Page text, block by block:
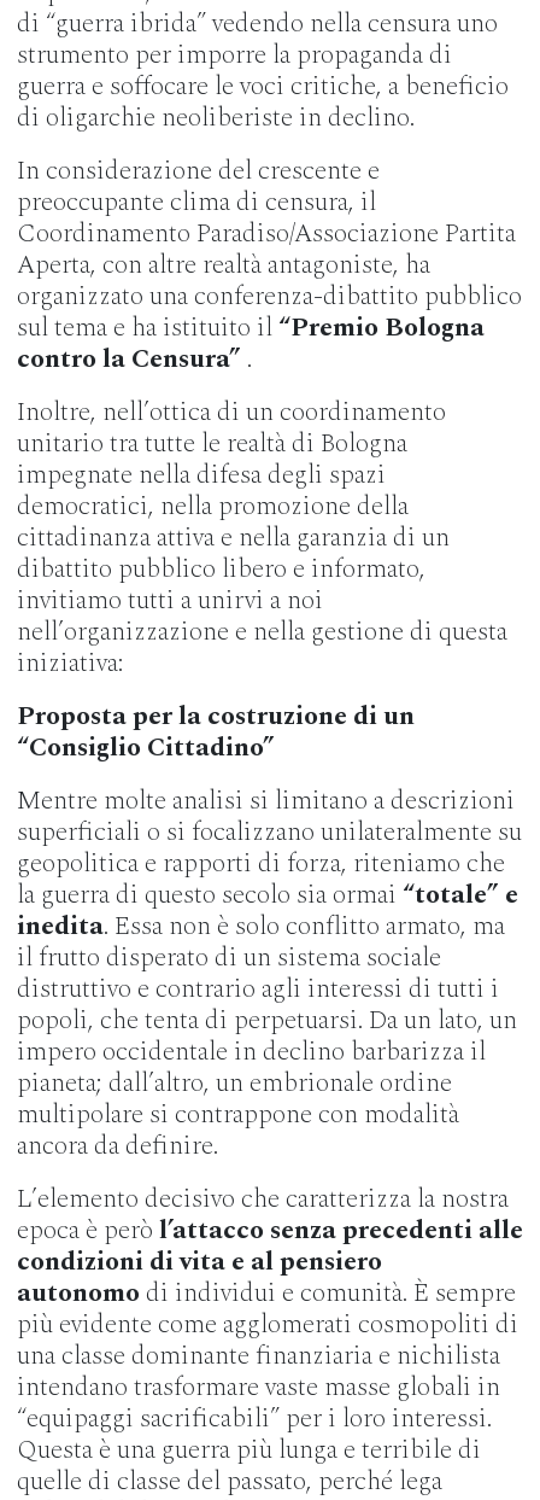
di “guerra ibrida” vedendo nella censura uno
strumento per imporre la propaganda di
guerra e soffocare le voci critiche, a beneficio
di oligarchie neoliberiste in declino.
In considerazione del crescente e
preoccupante clima di censura, il
Coordinamento Paradiso/Associazione Partita
Aperta, con altre realtà antagoniste, ha
organizzato una conferenza-dibattito pubblico
sul tema e ha istituito il“Premio Bologna
contro la Censura” .
Inoltre, nell’ottica di un coordinamento
unitario tra tutte le realtà di Bologna
impegnate nella difesa degli spazi
democratici, nella promozione della
cittadinanza attiva e nella garanzia di un
dibattito pubblico libero e informato,
invitiamo tutti a unirvi a noi
nell’organizzazione e nella gestione di questa
iniziativa:
Proposta per la costruzione di un
“Consiglio Cittadino”
Mentre molte analisi si limitano a descrizioni
superficiali o si focalizzano unilateralmente su
geopolitica e rapporti di forza, riteniamo che
la guerra di questo secolo sia ormai “totale” e
inedita. Essa non è solo conflitto armato, ma
il frutto disperato di un sistema sociale
distruttivo e contrario agli interessi di tutti i
popoli, che tenta di perpetuarsi. Da un lato, un
impero occidentale in declino barbarizza il
pianeta; dall’altro, un embrionale ordine
multipolare si contrappone con modalità
ancora da definire.
L’elemento decisivo che caratterizza la nostra
epoca è peròl’attacco senza precedenti alle
condizioni di vita e al pensiero
autonomo di individui e comunità. È sempre
più evidente come agglomerati cosmopoliti di
una classe dominante finanziaria e nichilista
intendano trasformare vaste masse globali in
“equipaggi sacrificabili” per i loro interessi.
Questa è una guerra più lunga e terribile di
quelle di classe del passato, perché lega